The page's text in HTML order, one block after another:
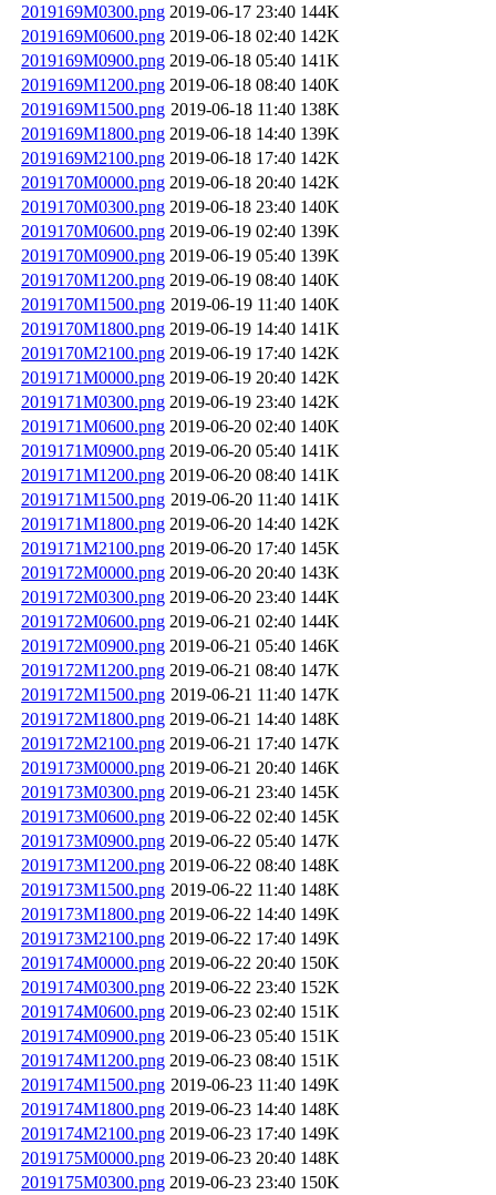
2019169M0300.png 2019-06-17 23:40 144K
2019169M0600.png 2019-06-18 02:40 142K
2019169M0900.png 2019-06-18 05:40 141K
2019169M1200.png 2019-06-18 08:40 140K
2019169M1500.png 2019-06-18 11:40 138K
2019169M1800.png 2019-06-18 14:40 139K
2019169M2100.png 2019-06-18 17:40 142K
2019170M0000.png 2019-06-18 20:40 142K
2019170M0300.png 2019-06-18 23:40 140K
2019170M0600.png 2019-06-19 02:40 139K
2019170M0900.png 2019-06-19 05:40 139K
2019170M1200.png 2019-06-19 08:40 140K
2019170M1500.png 2019-06-19 11:40 140K
2019170M1800.png 2019-06-19 14:40 141K
2019170M2100.png 2019-06-19 17:40 142K
2019171M0000.png 2019-06-19 20:40 142K
2019171M0300.png 2019-06-19 23:40 142K
2019171M0600.png 2019-06-20 02:40 140K
2019171M0900.png 2019-06-20 05:40 141K
2019171M1200.png 2019-06-20 08:40 141K
2019171M1500.png 2019-06-20 11:40 141K
2019171M1800.png 2019-06-20 14:40 142K
2019171M2100.png 2019-06-20 17:40 145K
2019172M0000.png 2019-06-20 20:40 143K
2019172M0300.png 2019-06-20 23:40 144K
2019172M0600.png 2019-06-21 02:40 144K
2019172M0900.png 2019-06-21 05:40 146K
2019172M1200.png 2019-06-21 08:40 147K
2019172M1500.png 2019-06-21 11:40 147K
2019172M1800.png 2019-06-21 14:40 148K
2019172M2100.png 2019-06-21 17:40 147K
2019173M0000.png 2019-06-21 20:40 146K
2019173M0300.png 2019-06-21 23:40 145K
2019173M0600.png 2019-06-22 02:40 145K
2019173M0900.png 2019-06-22 05:40 147K
2019173M1200.png 2019-06-22 08:40 148K
2019173M1500.png 2019-06-22 11:40 148K
2019173M1800.png 2019-06-22 14:40 149K
2019173M2100.png 2019-06-22 17:40 149K
2019174M0000.png 2019-06-22 20:40 150K
2019174M0300.png 2019-06-22 23:40 152K
2019174M0600.png 2019-06-23 02:40 151K
2019174M0900.png 2019-06-23 05:40 151K
2019174M1200.png 2019-06-23 08:40 151K
2019174M1500.png 2019-06-23 11:40 149K
2019174M1800.png 2019-06-23 14:40 148K
2019174M2100.png 2019-06-23 17:40 149K
2019175M0000.png 2019-06-23 20:40 148K
2019175M0300.png 2019-06-23 23:40 150K